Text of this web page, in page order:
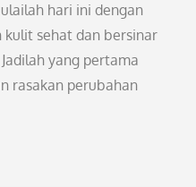
hari ini dengan
sehat dan bersinar
yang pertama
rasakan perubahan